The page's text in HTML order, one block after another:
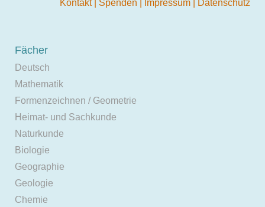
Kontakt Spenden Impressum Datenschutz
Fächer
Deutsch
Mathematik
Formenzeichnen / Geometrie
Heimat- und Sachkunde
Naturkunde
Biologie
Geographie
Geologie
Chemie